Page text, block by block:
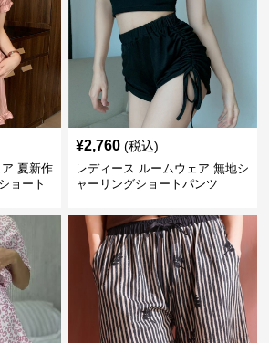
夏新作
ョート
¥2,760 (税込)
レディース ルームウェア 無地シ
ャーリングショートパンツ